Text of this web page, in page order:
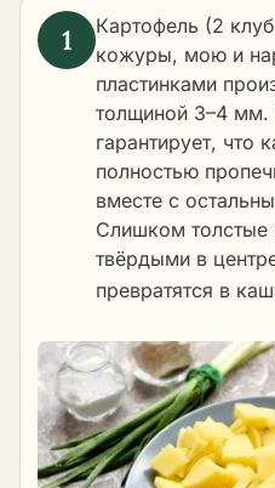
Картофель (2
кожуры, мою и
пластинками
толщиной 3–4 мм.
гарантирует, что
полностью
вместе с
Слишком толстые
твёрдыми в
превратятся в